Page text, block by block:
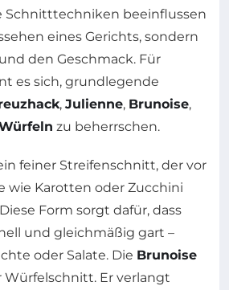
Schnitttechniken beeinflussen
eines Gerichts, sondern
den Geschmack. Für
es sich, grundlegende
, Julienne, Brunoise,
zu beherrschen.
feiner Streifenschnitt, der vor
wie Karotten oder Zucchini
Form sorgt dafür, dass
und gleichmäßig gart –
oder Salate. Die Brunoise
Würfelschnitt. Er verlangt